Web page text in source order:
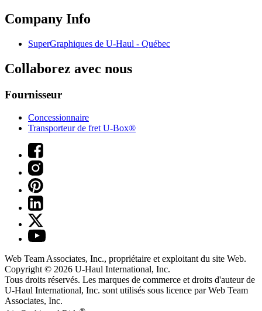
Company Info
SuperGraphiques de U-Haul - Québec
Collaborez avec nous
Fournisseur
Concessionnaire
Transporteur de fret U-Box®
Web Team Associates, Inc., propriétaire et exploitant du site Web.
Copyright © 2026 U-Haul International, Inc.
Tous droits réservés. Les marques de commerce et droits d'auteur de
U-Haul International, Inc. sont utilisés sous licence par Web Team
Associates, Inc.